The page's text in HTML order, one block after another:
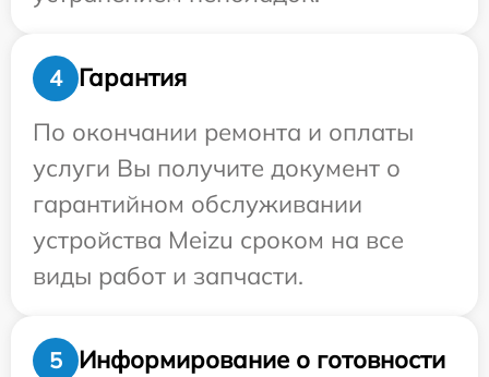
4
Гарантия
По окончании ремонта и оплаты
услуги Вы получите документ о
гарантийном обслуживании
устройства Meizu сроком на все
виды работ и запчасти.
5
Информирование о готовности